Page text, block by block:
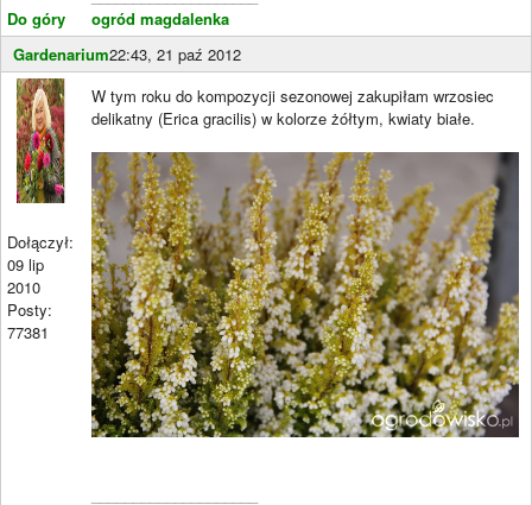
Do góry
ogród magdalenka
Gardenarium22:43, 21 paź 2012
Dołączył:
09 lip
2010
Posty:
77381
W tym roku do kompozycji sezonowej zakupiłam wrzosiec
delikatny (Erica gracilis) w kolorze żółtym, kwiaty białe.